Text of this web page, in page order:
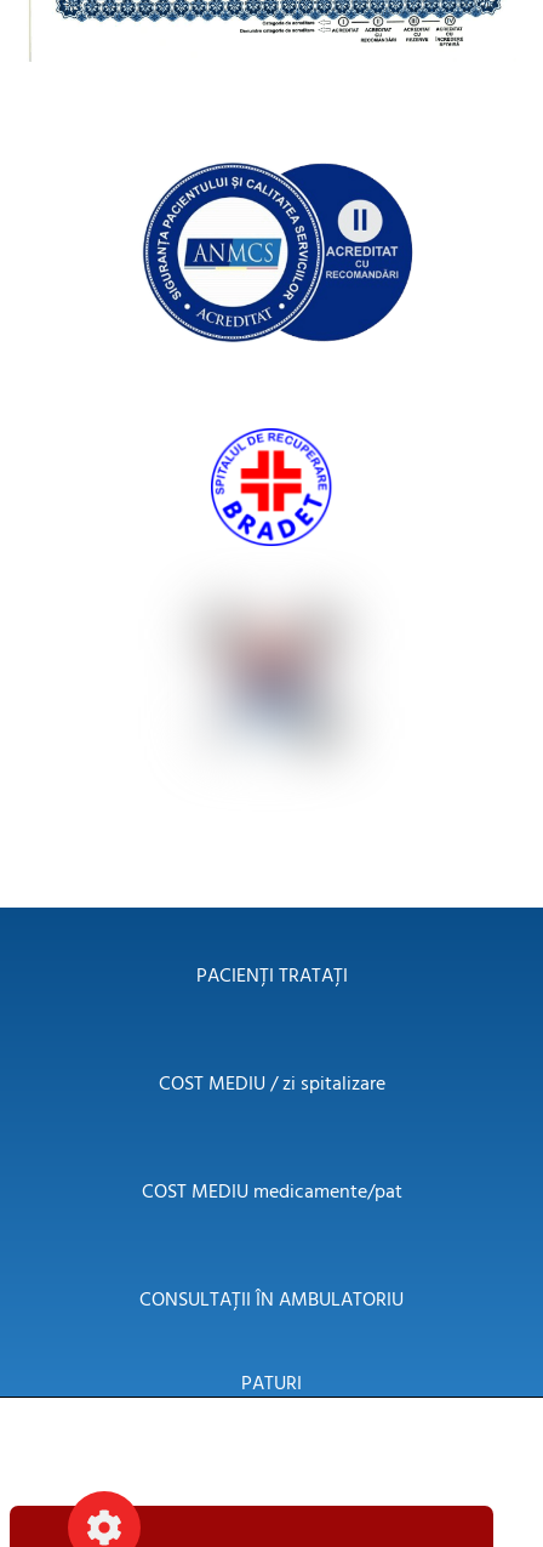
PACIENȚI TRATAȚI
COST MEDIU / zi spitalizare
COST MEDIU medicamente/pat
CONSULTAȚII ÎN AMBULATORIU
PATURI